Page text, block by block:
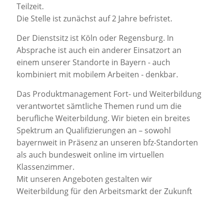
Karriere
Presse
News Archiv
Teilzeit.
Die Stelle ist zunächst auf 2 Jahre befristet.
Der Dienstsitz ist Köln oder Regensburg. In
Absprache ist auch ein anderer Einsatzort an
einem unserer Standorte in Bayern - auch
kombiniert mit mobilem Arbeiten - denkbar.
Das Produktmanagement Fort- und Weiterbildung
verantwortet sämtliche Themen rund um die
berufliche Weiterbildung. Wir bieten ein breites
Spektrum an Qualifizierungen an – sowohl
bayernweit in Präsenz an unseren bfz-Standorten
als auch bundesweit online im virtuellen
Klassenzimmer.
Mit unseren Angeboten gestalten wir
Weiterbildung für den Arbeitsmarkt der Zukunft